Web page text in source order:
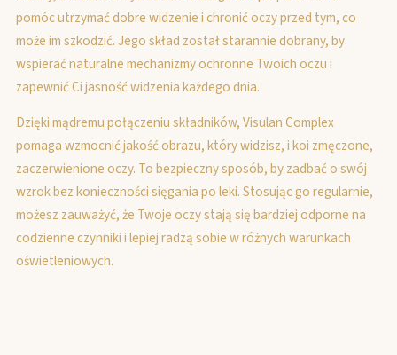
pomóc utrzymać dobre widzenie i chronić oczy przed tym, co
może im szkodzić. Jego skład został starannie dobrany, by
wspierać naturalne mechanizmy ochronne Twoich oczu i
zapewnić Ci jasność widzenia każdego dnia.
Dzięki mądremu połączeniu składników, Visulan Complex
pomaga wzmocnić jakość obrazu, który widzisz, i koi zmęczone,
zaczerwienione oczy. To bezpieczny sposób, by zadbać o swój
wzrok bez konieczności sięgania po leki. Stosując go regularnie,
możesz zauważyć, że Twoje oczy stają się bardziej odporne na
codzienne czynniki i lepiej radzą sobie w różnych warunkach
oświetleniowych.